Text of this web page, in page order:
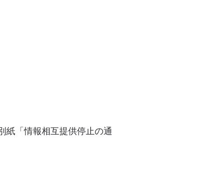
紙「情報相互提供停止の通